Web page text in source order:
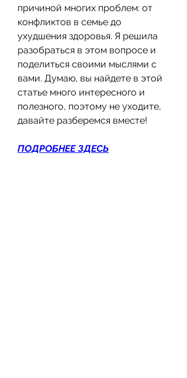
причиной многих проблем: от
конфликтов в семье до
ухудшения здоровья. Я решила
разобраться в этом вопросе и
поделиться своими мыслями с
вами. Думаю, вы найдете в этой
статье много интересного и
полезного, поэтому не уходите,
давайте разберемся вместе!
ПОДРОБНЕЕ ЗДЕСЬ